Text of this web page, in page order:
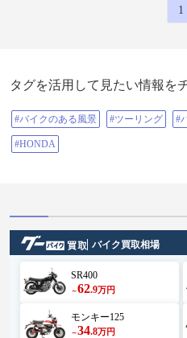
😱ブレーキがスカスカに😰 アップ
ル終了後、349に入る前に一度休
てみると…なんとブレーキフルー
ドがほとんど入っていない状態💦
とりあえず近くのホームセンター
に行きブレーキフルードを探す🔍
ンテナンス不足で…今日のツーリ
ングは、ここで終了する事に🙂‍↕️ 皆
様大変ご迷惑おかけしました🙇 118
からビーフで山桜に寄り帰宅。 ま
た宜しくお願いします🙇 #ビーフラ
イン #グリーンふるさとライン #ア
ップルライン #道の駅だいご #花貫
物産センター #物産センター山桜
#ZZR1100
1
タグを活用して見たい情報を
#バイクのある風景 #ツーリング #
#HONDA
バイク買取相場
SR400
～62.9万円
モンキー125
～34.8万円